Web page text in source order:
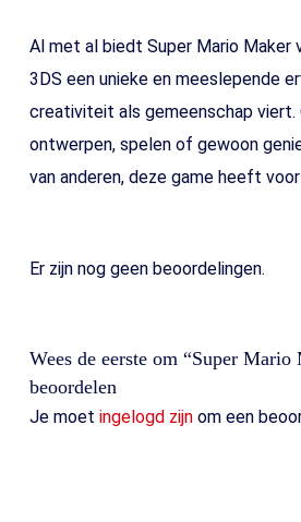
Al met al biedt Super Mario Maker
3DS een unieke en meeslepende
creativiteit als gemeenschap viert.
ontwerpen, spelen of gewoon
van anderen, deze game heeft
Er zijn nog geen beoordelingen.
Wees de eerste om “Super Mario
beoordelen
Je moet ingelogd zijnom een